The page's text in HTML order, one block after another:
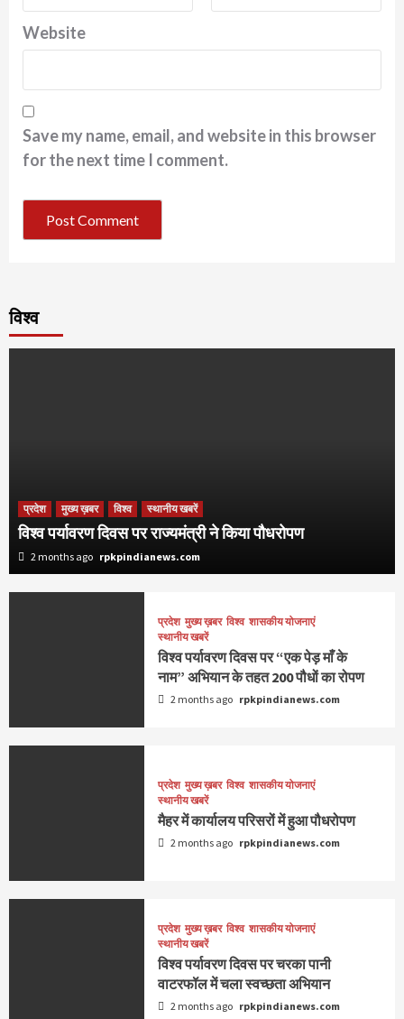
Website
Save my name, email, and website in this browser
for the next time I comment.
विश्व
प्रदेश मुख्य ख़बर विश्व स्थानीय खबरें
विश्व पर्यावरण दिवस पर राज्यमंत्री ने किया पौधरोपण
2 months ago rpkpindianews.com
प्रदेश मुख्य ख़बर विश्व शासकीय योजनाएं
स्थानीय खबरें
विश्व पर्यावरण दिवस पर “एक पेड़ माँ के
नाम” अभियान के तहत 200 पौधों का रोपण
2 months ago rpkpindianews.com
प्रदेश मुख्य ख़बर विश्व शासकीय योजनाएं
स्थानीय खबरें
मैहर में कार्यालय परिसरों में हुआ पौधरोपण
2 months ago rpkpindianews.com
प्रदेश मुख्य ख़बर विश्व शासकीय योजनाएं
स्थानीय खबरें
विश्व पर्यावरण दिवस पर चरका पानी
वाटरफॉल में चला स्वच्छता अभियान
2 months ago rpkpindianews.com